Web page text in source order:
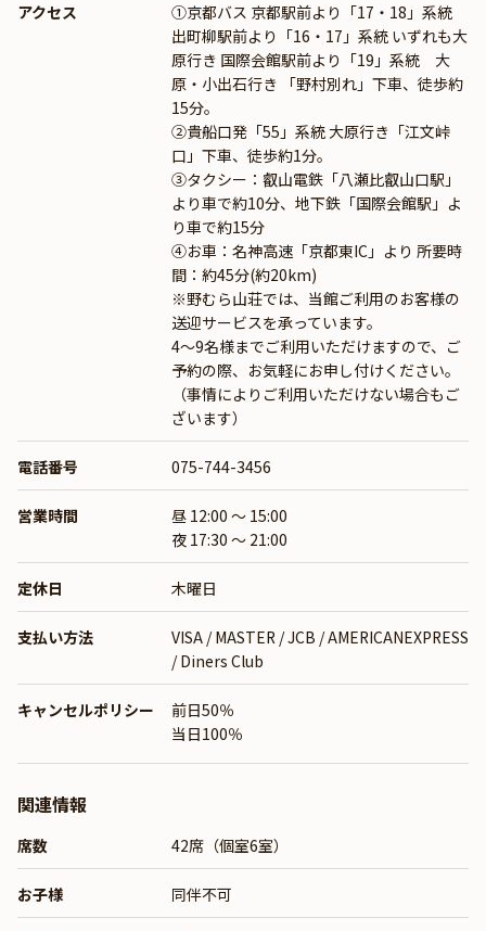
アクセス
①京都バス 京都駅前より「17・18」系統
出町柳駅前より「16・17」系統 いずれも大
原行き 国際会館駅前より「19」系統 大
原・小出石行き 「野村別れ」下車、徒歩約
15分。
②貴船口発「55」系統 大原行き「江文峠
口」下車、徒歩約1分。
③タクシー：叡山電鉄「八瀬比叡山口駅」
より車で約10分、地下鉄「国際会館駅」よ
り車で約15分
④お車：名神高速「京都東IC」より 所要時
間：約45分(約20km)
※野むら山荘では、当館ご利用のお客様の
送迎サービスを承っています。
4～9名様までご利用いただけますので、ご
予約の際、お気軽にお申し付けください。
（事情によりご利用いただけない場合もご
ざいます）
電話番号 075-744-3456
営業時間
昼 12:00 ～ 15:00
夜 17:30 ～ 21:00
定休日 木曜日
支払い方法
VISA / MASTER / JCB / AMERICANEXPRESS
/ Diners Club
キャンセルポリシー
前日50％
当日100％
関連情報
席数 42席（個室6室）
お子様 同伴不可